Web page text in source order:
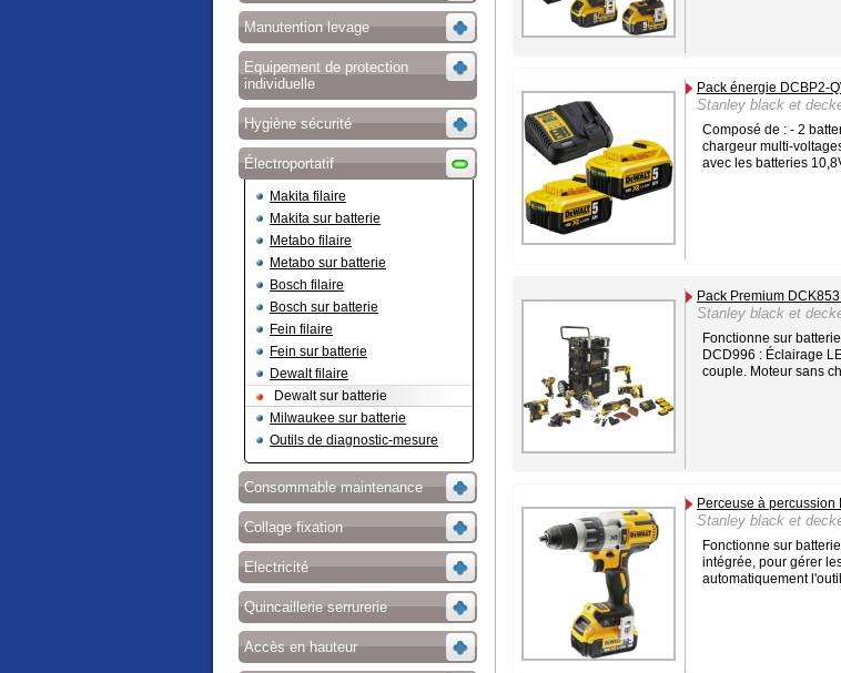
Manutention levage
Equipement de protection
individuelle
Hygiène sécurité
Électroportatif
Makita filaire
Makita sur batterie
Metabo filaire
Metabo sur batterie
Bosch filaire
Bosch sur batterie
Fein filaire
Fein sur batterie
Dewalt filaire
Dewalt sur batterie
Milwaukee sur batterie
Outils de diagnostic-mesure
Consommable maintenance
Collage fixation
Electricité
Quincaillerie serrurerie
Accès en hauteur
Pack énergie DCBP2-
Stanley black et
Composé de : - 2
chargeur multi-
avec les batteries
Pack Premium
Stanley black et
Fonctionne sur
DCD996 : Éclairage
couple. Moteur sans
Perceuse à percussion
Stanley black et
Fonctionne sur
intégrée, pour gérer
automatiquement